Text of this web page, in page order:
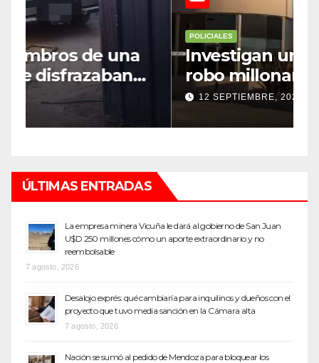
POLICIALES
Investigan un misterioso
robo millonario en un barrio
top de Maipú
12 SEPTIEMBRE, 2022
ÚLTIMAS ENTRADAS
La empresa minera Vicuña le dará al gobierno de San Juan
U$D 250 millones cómo un aporte extraordinario y no
reembolsable
7 agosto, 2026
Desalojo exprés: qué cambiaría para inquilinos y dueños con el
proyecto que tuvo media sanción en la Cámara alta
7 agosto, 2026
Nación se sumó al pedido de Mendoza para bloquear los